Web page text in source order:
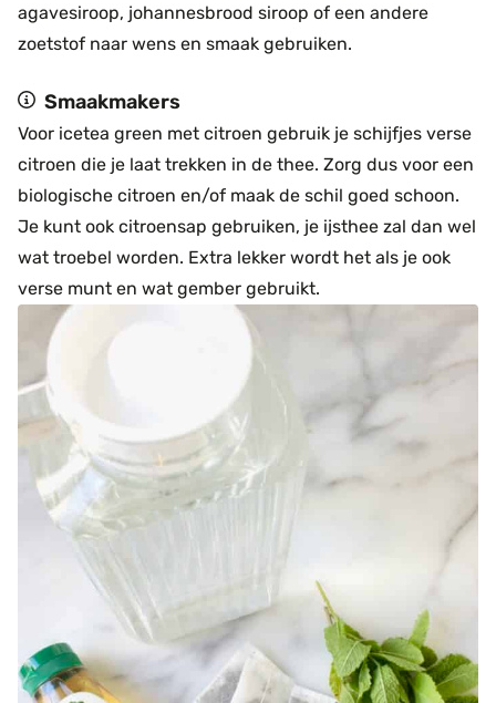
agavesiroop, johannesbrood siroop of een andere
zoetstof naar wens en smaak gebruiken.
Smaakmakers
Voor icetea green met citroen gebruik je schijfjes verse
citroen die je laat trekken in de thee. Zorg dus voor een
biologische citroen en/of maak de schil goed schoon.
Je kunt ook citroensap gebruiken, je ijsthee zal dan wel
wat troebel worden. Extra lekker wordt het als je ook
verse munt en wat gember gebruikt.